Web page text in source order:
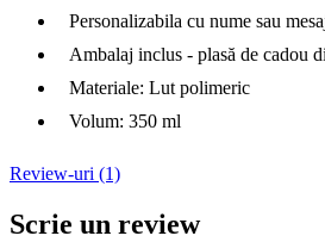
Personalizabila cu nume sau
Ambalaj inclus - plasă de cadou
Materiale: Lut polimeric
Volum: 350 ml
Review-uri (1)
Scrie un review